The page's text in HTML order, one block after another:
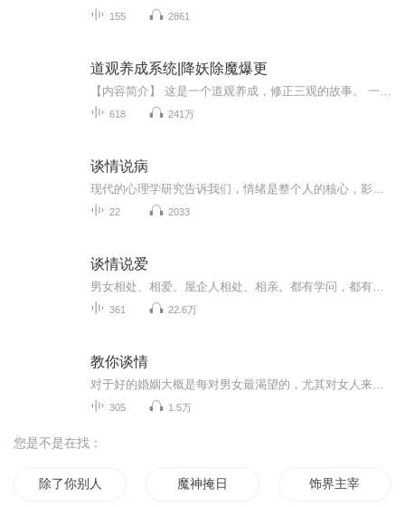
155 2861
道观养成系统|降妖除魔爆更
618 241万
谈情说病
22 2033
谈情说爱
361 22.6万
教你谈情
305 1.5万
您是不是在找：
除了你别人再好我也不要 魔神掩日 饰界主宰